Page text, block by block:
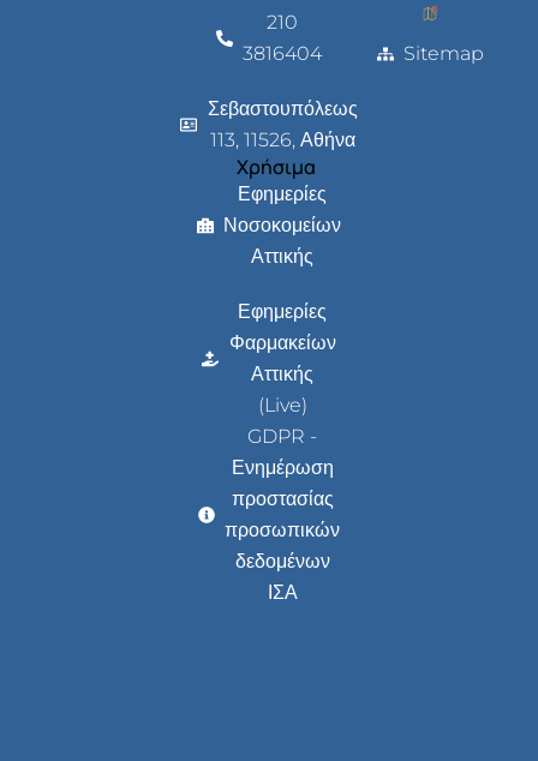
210
3816404
Σεβαστουπόλεως
113, 11526, Αθήνα
Χρήσιμα
Εφημερίες
Νοσοκομείων
Αττικής
Εφημερίες
Φαρμακείων
Αττικής
(Live)
GDPR -
Ενημέρωση
προστασίας
προσωπικών
δεδομένων
ΙΣΑ
Sitemap